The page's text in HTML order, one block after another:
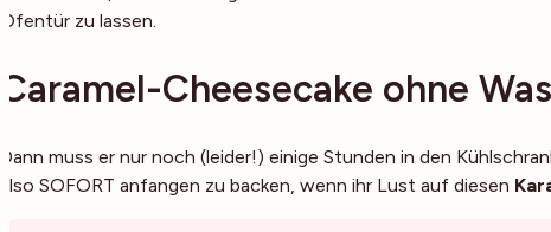
Ofentür zu lassen.
Caramel-Cheesecake ohne
Dann muss er nur noch (leider!) einige Stunden in den
also SOFORT anfangen zu backen, wenn ihr Lust auf diesen